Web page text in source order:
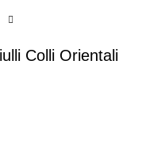
Colli Orientali